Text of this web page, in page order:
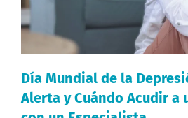
Día Mundial de la
Alerta y Cuándo Acudir a